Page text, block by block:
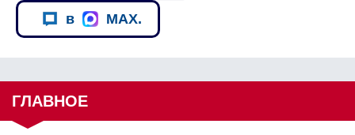
в MAX.
ГЛАВНОЕ